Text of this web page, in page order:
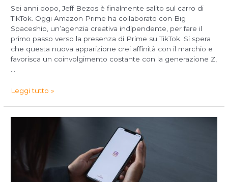
Sei anni dopo, Jeff Bezos è finalmente salito sul carro di
TikTok. Oggi Amazon Prime ha collaborato con Big
Spaceship, un’agenzia creativa indipendente, per fare il
primo passo verso la presenza di Prime su TikTok. Si spera
che questa nuova apparizione crei affinità con il marchio e
favorisca un coinvolgimento costante con la generazione Z,
…
Leggi tutto »